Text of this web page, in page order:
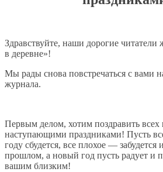
Здравствуйте, наши дорогие
в деревне»!
Мы рады снова повстречаться с вами
журнала.
Первым делом, хотим поздравить
наступающими праздниками! Пусть
году сбудется, все плохое — забудется
прошлом, а новый год пусть радует и
вашим близким!